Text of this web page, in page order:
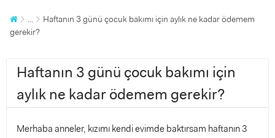
...
Haftanın 3 günü çocuk bakımı için aylık ne kadar ödemem
gerekir?
Haftanın 3 günü çocuk bakımı için
aylık ne kadar ödemem gerekir?
Merhaba anneler, kızımı kendi evimde baktırsam haftanın 3